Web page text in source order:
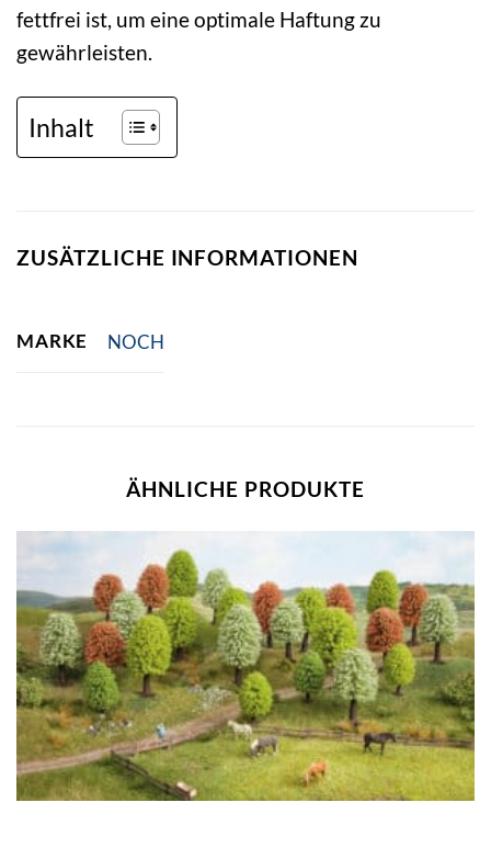
fettfrei ist, um eine optimale Haftung zu
gewährleisten.
Inhalt
ZUSÄTZLICHE INFORMATIONEN
MARKE NOCH
ÄHNLICHE PRODUKTE